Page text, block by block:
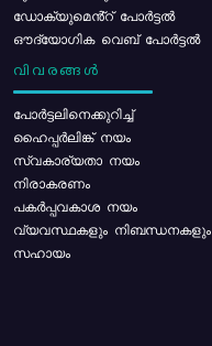
ഡോക്യുമെൻ്റ് പോർട്ടൽ
ഔദ്യോഗിക വെബ് പോർട്ടൽ
വിവരങ്ങൾ
പോര്‍ട്ടലിനെക്കുറിച്ച്
ഹൈപ്പർലിങ്ക് നയം
സ്വകാര്യതാ നയം
നിരാകരണം
പകർപ്പവകാശ നയം
വ്യവസ്ഥകളും നിബന്ധനകളും
സഹായം